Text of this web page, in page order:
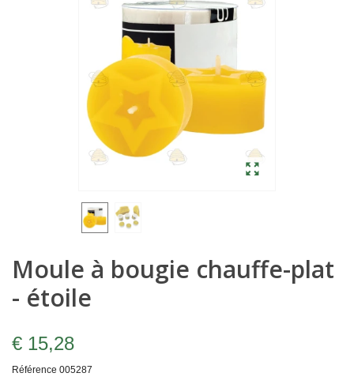
Moule à bougie chauffe-plat
- étoile
€ 15,28
Référence 005287